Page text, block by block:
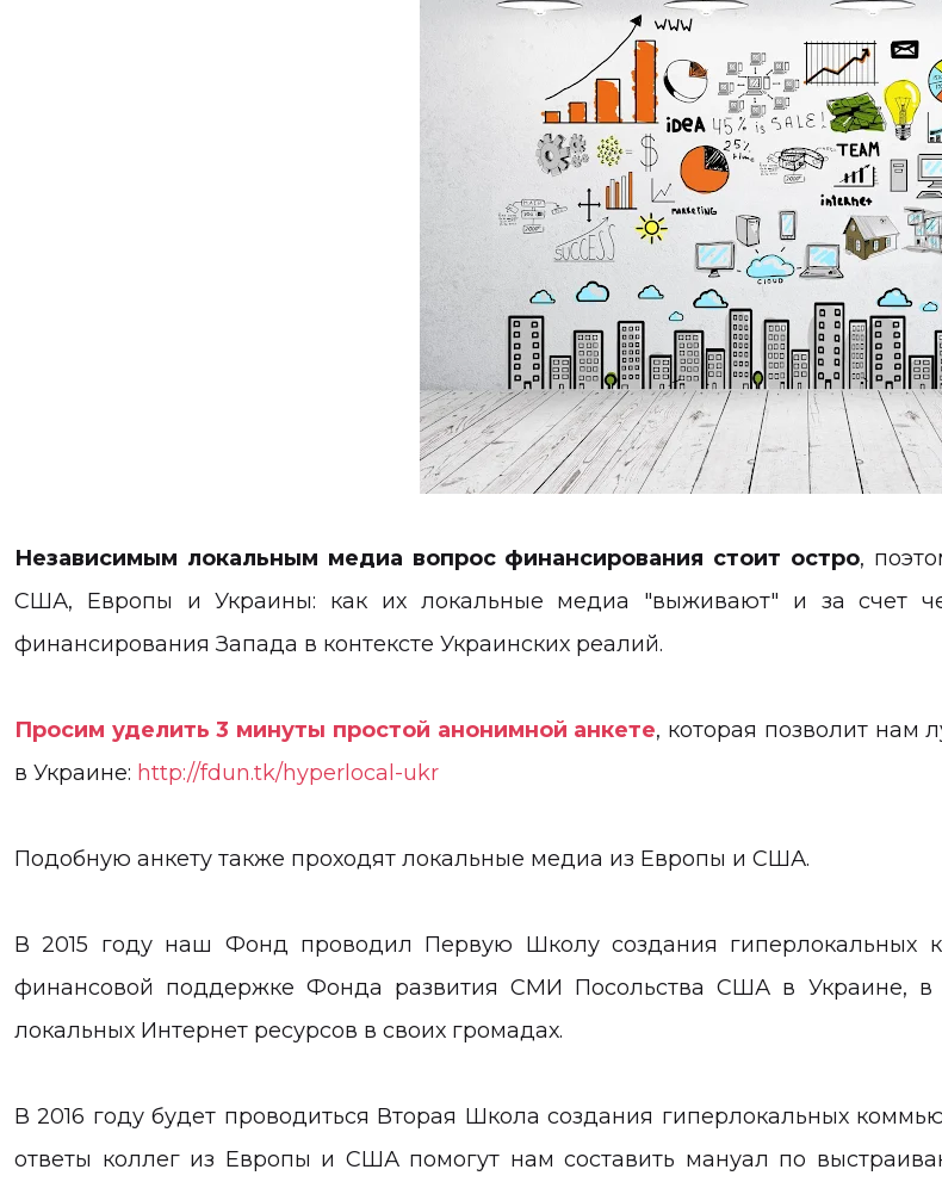
Независимым локальным медиа вопрос финансирования стоит остро,
США, Европы и Украины: как их локальные медиа "выживают" и за счет
финансирования Запада в контексте Украинских реалий.
Просим уделить 3 минуты простой анонимной анкете, которая позволит нам
в Украине: http://fdun.tk/hyperlocal-ukr
Подобную анкету также проходят локальные медиа из Европы и США.
В 2015 году наш Фонд проводил Первую Школу создания
финансовой поддержке Фонда развития СМИ Посольства США в Украине, в
локальных Интернет ресурсов в своих громадах.
В 2016 году будет проводиться Вторая Школа создания гиперлокальных
ответы коллег из Европы и США помогут нам составить мануал по